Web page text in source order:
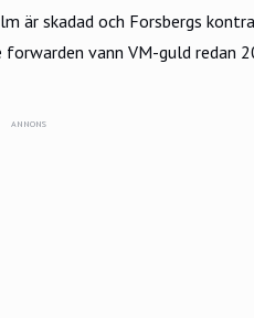
är skadad och Forsbergs
vann VM-guld redan
ANNONS